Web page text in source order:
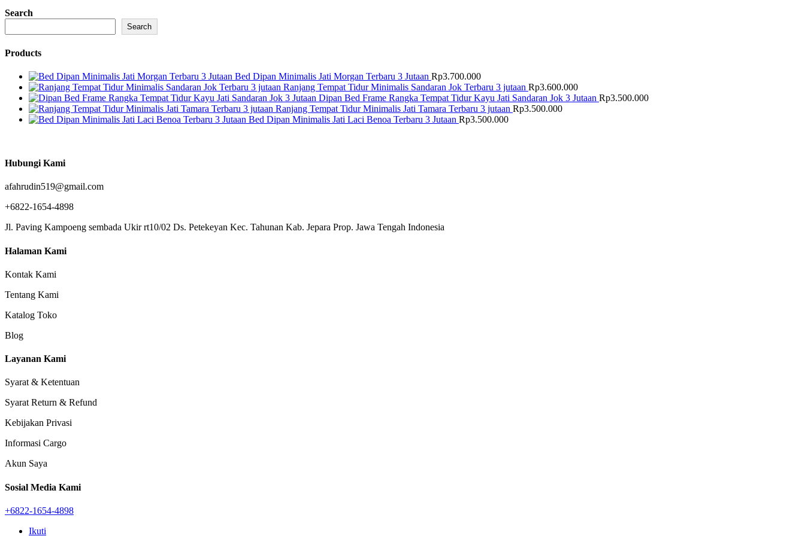
Search
Search
Products
Bed Dipan Minimalis Jati Morgan Terbaru 3 Jutaan Rp3.700.000
Ranjang Tempat Tidur Minimalis Sandaran Jok Terbaru 3 jutaan Rp3.600.000
Dipan Bed Frame Rangka Tempat Tidur Kayu Jati Sandaran Jok 3 Jutaan Rp3.500.000
Ranjang Tempat Tidur Minimalis Jati Tamara Terbaru 3 jutaan Rp3.500.000
Bed Dipan Minimalis Jati Laci Benoa Terbaru 3 Jutaan Rp3.500.000
Hubungi Kami
afahrudin519@gmail.com
+6822-1654-4898
Jl. Paving Kampoeng sembada Ukir rt10/02 Ds. Petekeyan Kec. Tahunan Kab. Jepara Prop. Jawa Tengah Indonesia
Halaman Kami
Kontak Kami
Tentang Kami
Katalog Toko
Blog
Layanan Kami
Syarat & Ketentuan
Syarat Return & Refund
Kebijakan Privasi
Informasi Cargo
Akun Saya
Sosial Media Kami
+6822-1654-4898
Ikuti